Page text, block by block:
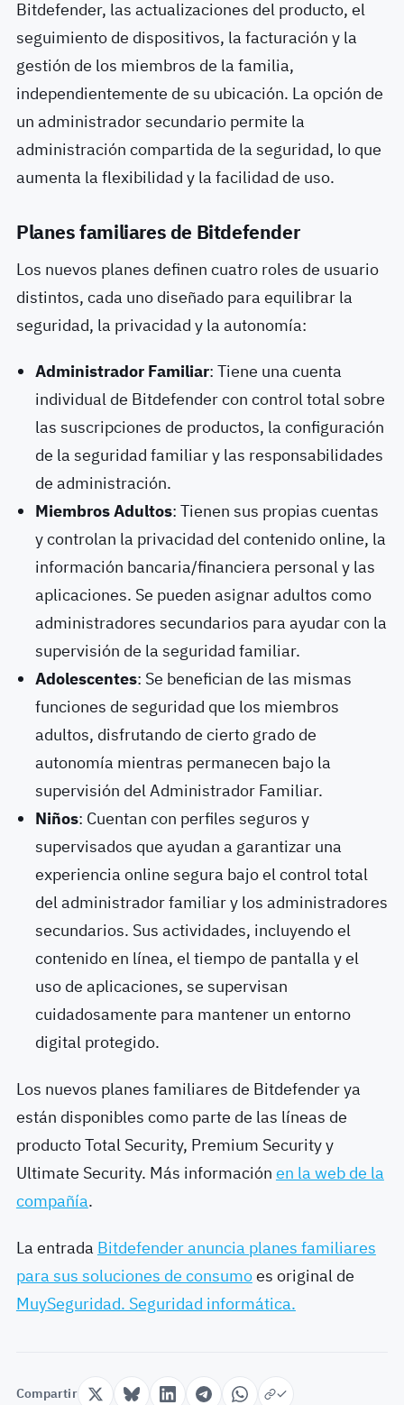
Bitdefender, las actualizaciones del producto, el
seguimiento de dispositivos, la facturación y la
gestión de los miembros de la familia,
independientemente de su ubicación. La opción de
un administrador secundario permite la
administración compartida de la seguridad, lo que
aumenta la flexibilidad y la facilidad de uso.
Planes familiares de Bitdefender
Los nuevos planes definen cuatro roles de usuario
distintos, cada uno diseñado para equilibrar la
seguridad, la privacidad y la autonomía:
Administrador Familiar: Tiene una cuenta
individual de Bitdefender con control total sobre
las suscripciones de productos, la configuración
de la seguridad familiar y las responsabilidades
de administración.
Miembros Adultos: Tienen sus propias cuentas
y controlan la privacidad del contenido online, la
información bancaria/financiera personal y las
aplicaciones. Se pueden asignar adultos como
administradores secundarios para ayudar con la
supervisión de la seguridad familiar.
Adolescentes: Se benefician de las mismas
funciones de seguridad que los miembros
adultos, disfrutando de cierto grado de
autonomía mientras permanecen bajo la
supervisión del Administrador Familiar.
Niños: Cuentan con perfiles seguros y
supervisados que ayudan a garantizar una
experiencia online segura bajo el control total
del administrador familiar y los administradores
secundarios. Sus actividades, incluyendo el
contenido en línea, el tiempo de pantalla y el
uso de aplicaciones, se supervisan
cuidadosamente para mantener un entorno
digital protegido.
Los nuevos planes familiares de Bitdefender ya
están disponibles como parte de las líneas de
producto Total Security, Premium Security y
Ultimate Security. Más información en la web de la
compañía.
La entrada Bitdefender anuncia planes familiares
para sus soluciones de consumoes original de
MuySeguridad. Seguridad informática.
Compartir